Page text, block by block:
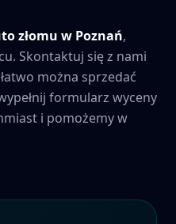
złomu w Poznań,
Skontaktuj się z nami
można sprzedać
formularz wyceny
i pomożemy w